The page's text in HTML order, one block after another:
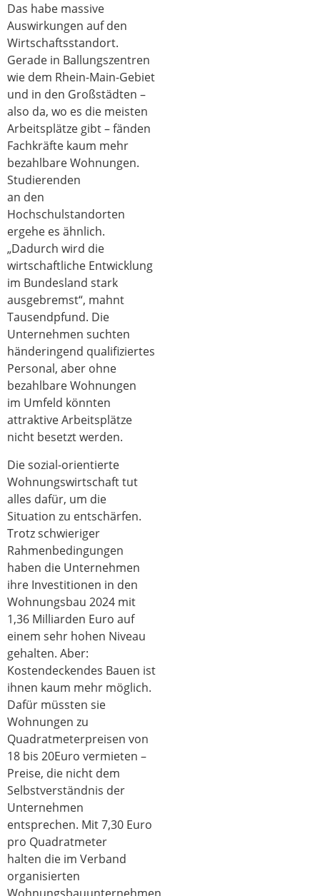
Das habe massive
Auswirkungen auf den
Wirtschaftsstandort.
Gerade in Ballungszentren
wie dem Rhein-Main-Gebiet
und in den Großstädten –
also da, wo es die meisten
Arbeitsplätze gibt – fänden
Fachkräfte kaum mehr
bezahlbare Wohnungen.
Studierenden
an den
Hochschulstandorten
ergehe es ähnlich.
„Dadurch wird die
wirtschaftliche Entwicklung
im Bundesland stark
ausgebremst“, mahnt
Tausendpfund. Die
Unternehmen suchten
händeringend qualifiziertes
Personal, aber ohne
bezahlbare Wohnungen
im Umfeld könnten
attraktive Arbeitsplätze
nicht besetzt werden.
Die sozial-orientierte
Wohnungswirtschaft tut
alles dafür, um die
Situation zu entschärfen.
Trotz schwieriger
Rahmenbedingungen
haben die Unternehmen
ihre Investitionen in den
Wohnungsbau 2024 mit
1,36 Milliarden Euro auf
einem sehr hohen Niveau
gehalten. Aber:
Kostendeckendes Bauen ist
ihnen kaum mehr möglich.
Dafür müssten sie
Wohnungen zu
Quadratmeterpreisen von
18 bis 20Euro vermieten –
Preise, die nicht dem
Selbstverständnis der
Unternehmen
entsprechen. Mit 7,30 Euro
pro Quadratmeter
halten die im Verband
organisierten